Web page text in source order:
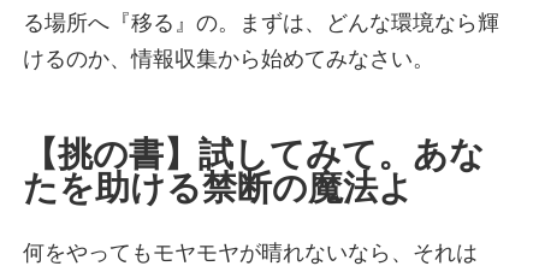
る場所へ『移る』の。まずは、どんな環境なら輝
けるのか、情報収集から始めてみなさい。
【挑の書】試してみて。あな
たを助ける禁断の魔法よ
何をやってもモヤモヤが晴れないなら、それは